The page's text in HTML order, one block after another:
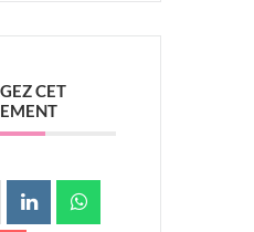
CET